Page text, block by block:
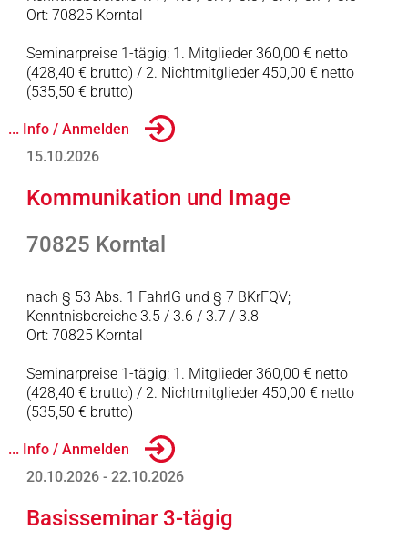
Ort: 70825 Korntal
Seminarpreise 1-tägig: 1. Mitglieder 360,00 € netto
(428,40 € brutto) / 2. Nichtmitglieder 450,00 € netto
(535,50 € brutto)
... Info / Anmelden
15.10.2026
Kommunikation und Image
70825 Korntal
nach § 53 Abs. 1 FahrlG und § 7 BKrFQV;
Kenntnisbereiche 3.5 / 3.6 / 3.7 / 3.8
Ort: 70825 Korntal
Seminarpreise 1-tägig: 1. Mitglieder 360,00 € netto
(428,40 € brutto) / 2. Nichtmitglieder 450,00 € netto
(535,50 € brutto)
... Info / Anmelden
20.10.2026 - 22.10.2026
Basisseminar 3-tägig